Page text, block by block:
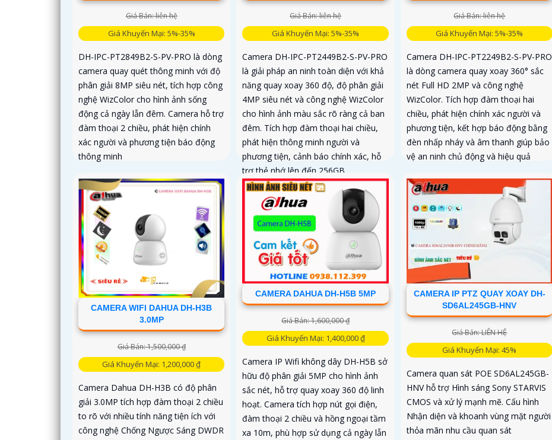
Giá Bán: liên hệ
Giá Khuyến Mại: 5%-35%
DH-IPC-PT2849B2-S-PV-PRO là dòng
camera quay quét thông minh với độ
phân giải 8MP siêu nét, tích hợp công
nghệ WizColor cho hình ảnh sống
động cả ngày lẫn đêm. Camera hỗ trợ
đàm thoại 2 chiều, phát hiện chính
xác người và phương tiện báo động
thông minh
Giá Bán: liên hệ
Giá Khuyến Mại: 5%-35%
Camera DH-IPC-PT2449B2-S-PV-PRO
là giải pháp an ninh toàn diện với khả
năng quay xoay 360 độ, độ phân giải
4MP siêu nét và công nghệ WizColor
cho hình ảnh màu sắc rõ ràng cả ban
đêm. Tích hợp đàm thoại hai chiều,
phát hiện thông minh người và
phương tiện, cảnh báo chính xác, hỗ
trợ thẻ nhớ lên đến 256GB
Giá Bán: liên hệ
Giá Khuyến Mại: 5%-35%
Camera DH-IPC-PT2249B2-S-PV-PRO
là dòng camera quay xoay 360° sắc
nét Full HD 2MP và công nghệ
WizColor. Tích hợp đàm thoại hai
chiều, phát hiện chính xác người và
phương tiện, kết hợp báo động bằng
đèn nhấp nháy và âm thanh giúp bảo
vệ an ninh chủ động và hiệu quả
CAMERA WIFI DAHUA DH-H3B
3.0MP
Giá Bán: 1,500,000 ₫
Giá Khuyến Mại: 1,200,000 ₫
Camera Dahua DH-H3B có độ phân
giải 3.0MP tích hợp đàm thoại 2 chiều
to rõ với nhiều tính năng tiện ích với
công nghệ Chống Ngược Sáng DWDR
CAMERA DAHUA DH-H5B 5MP
Giá Bán: 1,600,000 ₫
Giá Khuyến Mại: 1,400,000 ₫
Camera IP Wifi không dây DH-H5B sở
hữu độ phân giải 5MP cho hình ảnh
sắc nét, hỗ trợ quay xoay 360 độ linh
hoạt. Camera tích hợp nút gọi điện,
đàm thoại 2 chiều và hồng ngoại tầm
xa 10m, phù hợp sử dụng cả ngày lẫn
CAMERA IP PTZ QUAY XOAY DH-
SD6AL245GB-HNV
Giá Bán: LIÊN HỆ
Giá Khuyến Mại: 45%
Camera quan sát POE SD6AL245GB-
HNV hỗ trợ Hình sáng Sony STARVIS
CMOS và xử lý mạnh mẽ. Cấu hình
Nhận diện và khoanh vùng mặt người
thỏa mãn nhu cầu quan sát